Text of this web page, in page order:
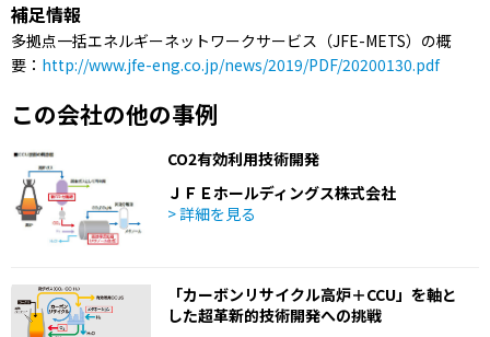
補足情報
多拠点一括エネルギーネットワークサービス（JFE-METS）の概
要： http://www.jfe-eng.co.jp/news/2019/PDF/20200130.pdf
この会社の他の事例
CO2有効利用技術開発
ＪＦＥホールディングス株式会社
> 詳細を見る
「カーボンリサイクル高炉＋CCU」を軸と
した超革新的技術開発への挑戦